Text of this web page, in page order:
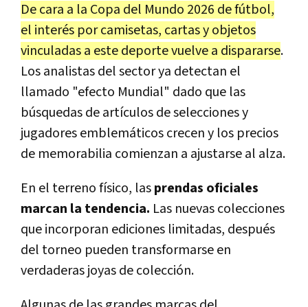
De cara a la Copa del Mundo 2026 de fútbol,
el interés por camisetas, cartas y objetos
vinculadas a este deporte vuelve a dispararse.
Los analistas del sector ya detectan el
llamado "efecto Mundial" dado que las
búsquedas de artículos de selecciones y
jugadores emblemáticos crecen y los precios
de memorabilia comienzan a ajustarse al alza.
En el terreno físico, lasprendas oficiales
marcan la tendencia. Las nuevas colecciones
que incorporan ediciones limitadas, después
del torneo pueden transformarse en
verdaderas joyas de colección.